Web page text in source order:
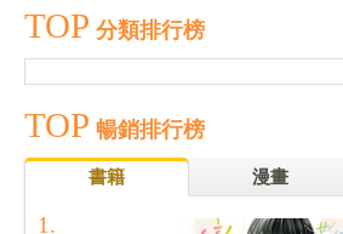
TOP 分類排行榜
TOP 暢銷排行榜
書籍 漫畫